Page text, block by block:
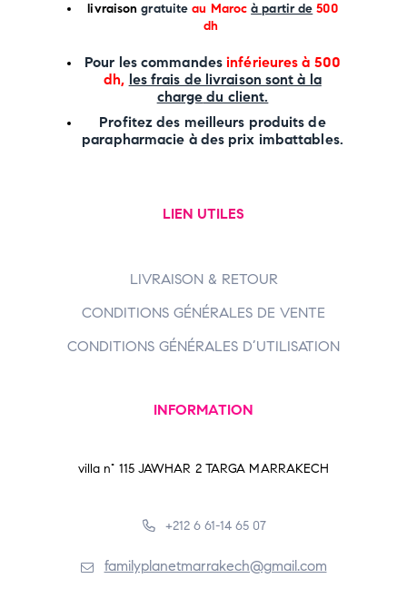
livraison gratuite au Maroc à partir de 500
dh
Pour les commandesinférieures à 500
dh, les frais de livraison sont à la
charge du client.
Profitez des meilleurs produits de
parapharmacie à des prix imbattables.
LIEN UTILES
LIVRAISON & RETOUR
CONDITIONS GÉNÉRALES DE VENTE
CONDITIONS GÉNÉRALES D’UTILISATION
INFORMATION
villa n° 115 JAWHAR 2 TARGA MARRAKECH
+212 6 61-14 65 07
familyplanetmarrakech@gmail.com